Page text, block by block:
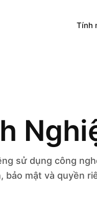
Tính
sử dụng công
bảo mật và quyền